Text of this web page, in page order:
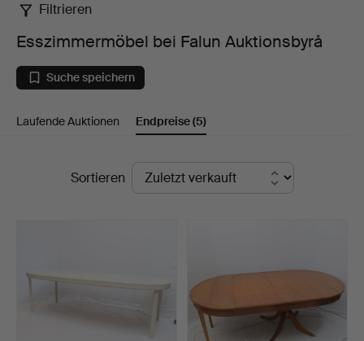
Esszimmermöbel
bei
Falun
Auktionsbyrå
Filtrieren
Esszimmermöbel bei Falun Auktionsbyrå
Suche speichern
Laufende Auktionen Endpreise(5)
EndpreiseSortieren